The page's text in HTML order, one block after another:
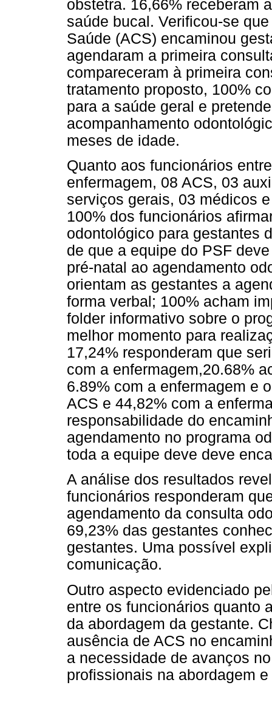
obstetra. 16,66% receberam
saúde bucal. Verificou-se
Saúde (ACS) encaminou
agendaram a primeira
compareceram à primeira
tratamento proposto, 100%
para a saúde geral e
acompanhamento
meses de idade.
Quanto aos funcionários
enfermagem, 08 ACS, 03
serviços gerais, 03 médicos
100% dos funcionários
odontológico para gestantes
de que a equipe do PSF
pré-natal ao agendamento
orientam as gestantes a
forma verbal; 100% acham
folder informativo sobre o
melhor momento para
17,24% responderam que
com a enfermagem,20.68%
6.89% com a enfermagem e
ACS e 44,82% com a
responsabilidade do
agendamento no programa
toda a equipe deve deve
A análise dos resultados
funcionários responderam
agendamento da consulta
69,23% das gestantes
gestantes. Uma possível
comunicação.
Outro aspecto evidenciado
entre os funcionários quanto
da abordagem da gestante.
ausência de ACS no
a necessidade de avanços
profissionais na abordagem